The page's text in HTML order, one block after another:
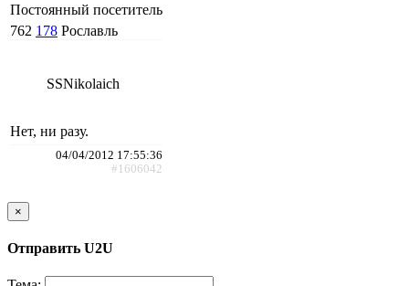
Постоянный посетитель
762 178 Рославль
SSNikolaich
Нет, ни разу.
04/04/2012 17:55:36
#1606042
×
Отправить U2U